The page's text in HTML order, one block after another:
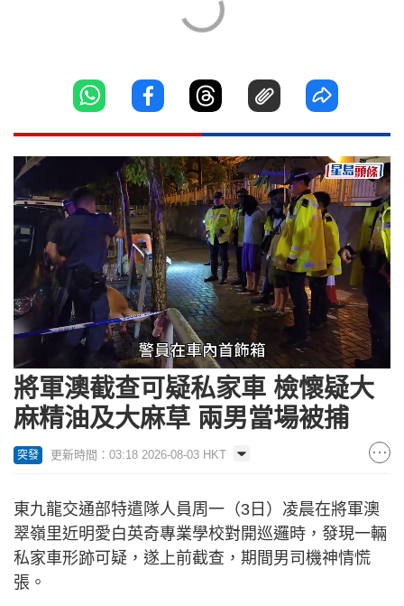
Loaded:
100.00%
將軍澳截查可疑私家車 檢懷疑大
麻精油及大麻草 兩男當場被捕
突發 更新時間：03:18 2026-08-03 HKT
東九龍交通部特遣隊人員周一（3日）凌晨在將軍澳
翠嶺里近明愛白英奇專業學校對開巡邏時，發現一輛
私家車形跡可疑，遂上前截查，期間男司機神情慌
張。